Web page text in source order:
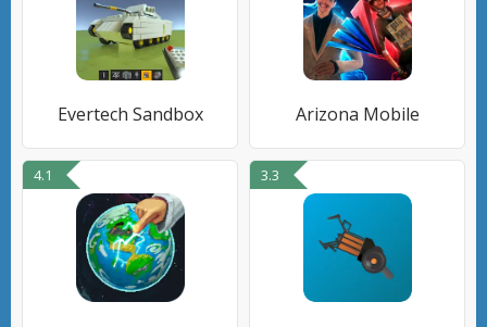
Evertech Sandbox Arizona Mobile
4.1 3.3